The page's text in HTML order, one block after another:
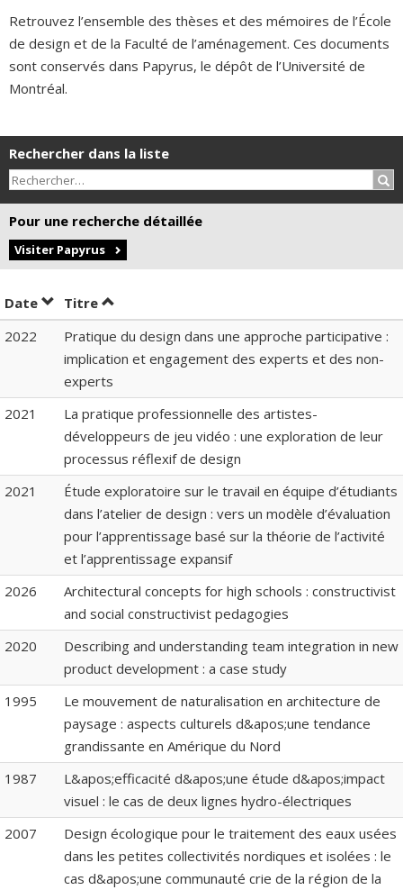
Retrouvez l’ensemble des thèses et des mémoires de l’École
de design et de la Faculté de l’aménagement. Ces documents
sont conservés dans Papyrus, le dépôt de l’Université de
Montréal.
Rechercher dans la liste
Pour une recherche détaillée
Visiter Papyrus
Date Trier par date en ordre décroissant
Titre Trier par titre en ordre décroissant
2022
Pratique du design dans une approche participative :
implication et engagement des experts et des non-
experts
2021
La pratique professionnelle des artistes-
développeurs de jeu vidéo : une exploration de leur
processus réflexif de design
2021
Étude exploratoire sur le travail en équipe d’étudiants
dans l’atelier de design : vers un modèle d’évaluation
pour l’apprentissage basé sur la théorie de l’activité
et l’apprentissage expansif
2026
Architectural concepts for high schools : constructivist
and social constructivist pedagogies
2020
Describing and understanding team integration in new
product development : a case study
1995
Le mouvement de naturalisation en architecture de
paysage : aspects culturels d&apos;une tendance
grandissante en Amérique du Nord
1987
L&apos;efficacité d&apos;une étude d&apos;impact
visuel : le cas de deux lignes hydro-électriques
2007
Design écologique pour le traitement des eaux usées
dans les petites collectivités nordiques et isolées : le
cas d&apos;une communauté crie de la région de la